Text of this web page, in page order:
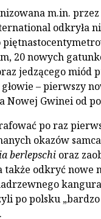
m.in.
odkryła
20 nowych
jedzącego miód
– pierwszy
Nowej Gwinei od
po raz
okazów
berlepschi oraz
także odkryć nowe
po polsku